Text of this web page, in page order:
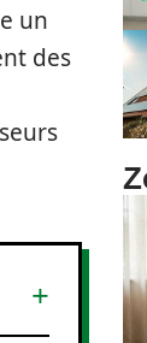
un
des